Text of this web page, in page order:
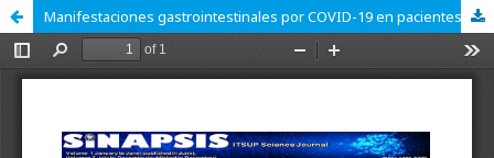
Manifestaciones gastrointestinales por COVID-19 en pacientes geriátricos del hospital general de Manta